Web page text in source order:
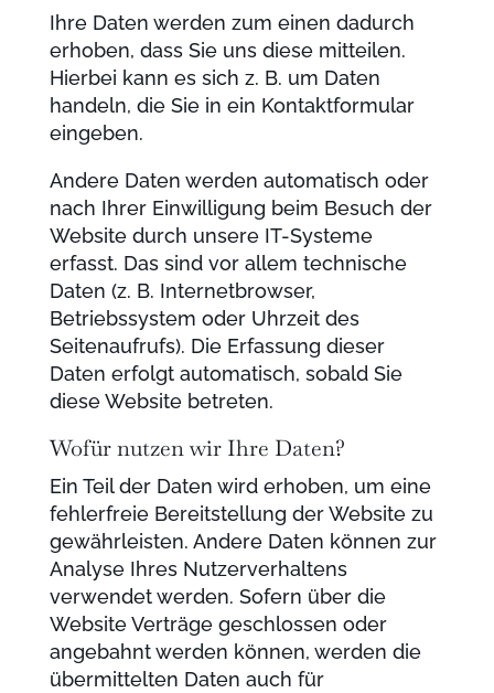
Ihre Daten werden zum einen dadurch
erhoben, dass Sie uns diese mitteilen.
Hierbei kann es sich z. B. um Daten
handeln, die Sie in ein Kontaktformular
eingeben.
Andere Daten werden automatisch oder
nach Ihrer Einwilligung beim Besuch der
Website durch unsere IT-Systeme
erfasst. Das sind vor allem technische
Daten (z. B. Internetbrowser,
Betriebssystem oder Uhrzeit des
Seitenaufrufs). Die Erfassung dieser
Daten erfolgt automatisch, sobald Sie
diese Website betreten.
Wofür nutzen wir Ihre Daten?
Ein Teil der Daten wird erhoben, um eine
fehlerfreie Bereitstellung der Website zu
gewährleisten. Andere Daten können zur
Analyse Ihres Nutzerverhaltens
verwendet werden. Sofern über die
Website Verträge geschlossen oder
angebahnt werden können, werden die
übermittelten Daten auch für